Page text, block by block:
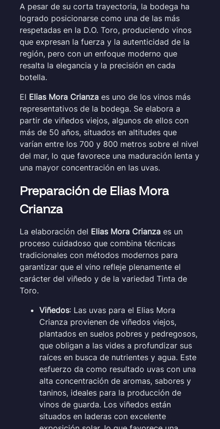
A pesar de su corta trayectoria, la bodega ha
logrado posicionarse como una de las más
respetadas en la D.O. Toro, produciendo vinos
que expresan la fuerza y la autenticidad de la
región, pero con un enfoque moderno que
resalta la elegancia y la precisión en cada
botella.
El Elias Mora Crianza es uno de los vinos más
representativos de la bodega. Se elabora a
partir de viñedos viejos, algunos de ellos con
más de 50 años, situados en altitudes que
varían entre los 700 y 800 metros sobre el nivel
del mar, lo que favorece una maduración lenta y
una mayor concentración en las uvas.
Preparación de Elias Mora
Crianza
La elaboración del Elias Mora Crianza es un
proceso cuidadoso que combina técnicas
tradicionales con métodos modernos para
garantizar que el vino refleje plenamente el
carácter del viñedo y de la variedad Tinta de
Toro.
Viñedos: Las uvas para el Elias Mora
Crianza provienen de viñedos viejos,
plantados en suelos pobres y pedregosos,
que obligan a las vides a profundizar sus
raíces en busca de nutrientes y agua. Este
esfuerzo da como resultado uvas con una
alta concentración de aromas, sabores y
taninos, ideales para la producción de
vinos de guarda. Los viñedos están
situados en laderas con excelente